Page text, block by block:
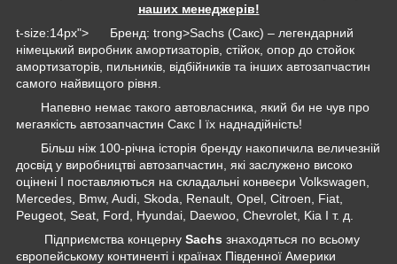
наших менеджерів!
t-size:14px"> Бренд: trong>Sachs (Сакс) – легендарний
німецький виробник амортизаторів, стійок, опор до стойок
амортизаторів, пильників, відбійників та інших автозапчастин
самого найвищого рівня.
Напевно немає такого автовласника, який би не чув про
мегаякість автозапчастин Сакс І їх наднадійність!
Більш ніж 100-річна історія бренду накопичила величезній
досвід у виробництві автозапчастин, які заслужено високо
оцінені І поставляються на складальні конвеєри Volkswagen,
Mercedes, Bmw, Audi, Skoda, Renault, Opel, Citroen, Fiat,
Peugeot, Seat, Ford, Hyundai, Daewoo, Chevrolet, Kia І т. д.
Підприємства концерну Sachs знаходяться по всьому
європейському континенті і країнах Південної Америки